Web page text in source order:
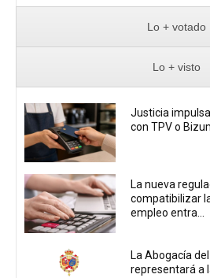
Lo + votado
Lo + visto
Justicia
con TPV o
La nueva
compatibilizar
empleo entra...
La Abogacía
representará a